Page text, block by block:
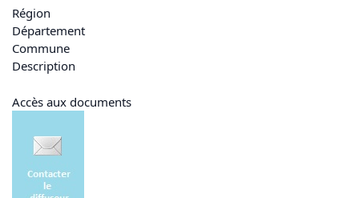
Région
Département
Commune
Description
Accès aux documents